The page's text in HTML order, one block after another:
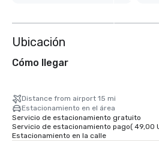
Ubicación
Cómo llegar
Distance from airport 15 mi
Estacionamiento en el área
Servicio de estacionamiento gratuito
Servicio de estacionamiento pago( 49,00
Estacionamiento en la calle